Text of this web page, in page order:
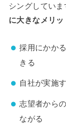
シングしていま
に大きなメリッ
採用にかか
きる
自社が実施
志望者から
ながる